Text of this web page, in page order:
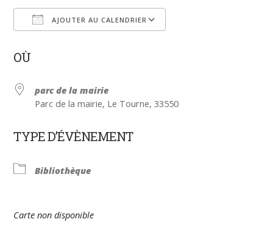
AJOUTER AU CALENDRIER
OÙ
parc de la mairie
Parc de la mairie, Le Tourne, 33550
TYPE D’ÉVÈNEMENT
Bibliothèque
Carte non disponible